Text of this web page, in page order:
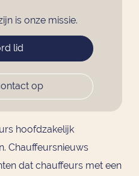
is onze missie.
lid
op
hoofdzakelijk
Chauffeursnieuws
dat chauffeurs met een